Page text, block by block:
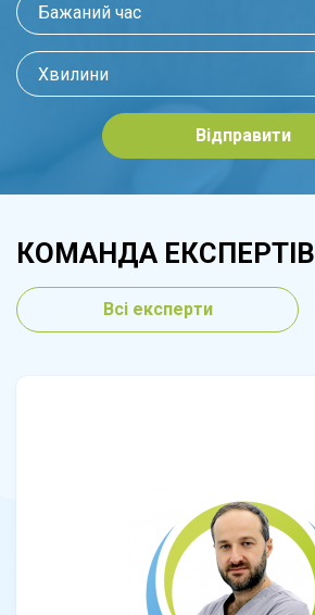
Відправити
КОМАНДА ЕКСПЕРТІВ
Всі експерти